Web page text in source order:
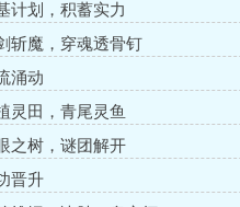
计划，积蓄实力
斩魔，穿魂透骨钉
涌动
灵田，青尾灵鱼
之树，谜团解开
晋升